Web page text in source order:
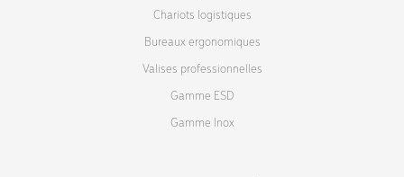
Chariots logistiques
Bureaux ergonomiques
Valises professionnelles
Gamme ESD
Gamme Inox